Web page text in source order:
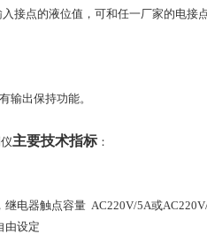
接点的液位值，可和任一厂家的电接
输出保持功能。
主要技术指标：
电器触点容量 AC220V/5A或
由设定